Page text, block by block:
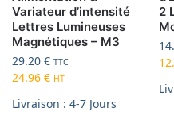
Variateur d’intensité
Lettres Lumineuses
Magnétiques – M3
29.20€ TTC
24.96€ HT
Livraison : 4-7 Jours
2